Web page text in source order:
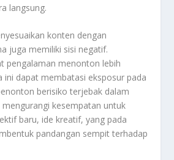
langsung.
konten dengan
juga memiliki sisi negatif.
pengalaman menonton lebih
ini dapat membatasi eksposur pada
berisiko terjebak dalam
kesempatan untuk
baru, ide kreatif, yang pada
pandangan sempit terhadap